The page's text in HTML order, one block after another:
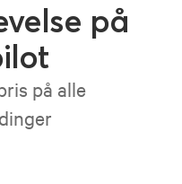
på
på alle